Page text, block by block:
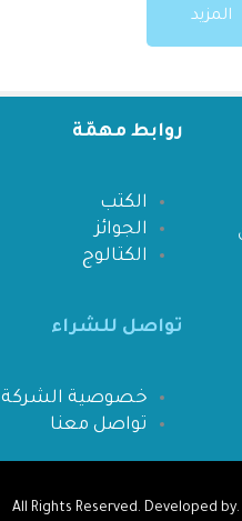
المزيد
روابط مهمّة
الكتب
الجوائز
الكتالوج
تواصل للشراء
خصوصية الشركة
تواصل معنا